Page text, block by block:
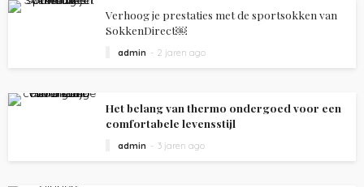
Verhoog je prestaties met de sportsokken van
SokkenDirect￼
admin 2 jaren ago
Het belang van thermo ondergoed voor een
comfortabele levensstijl
admin 3 jaren ago